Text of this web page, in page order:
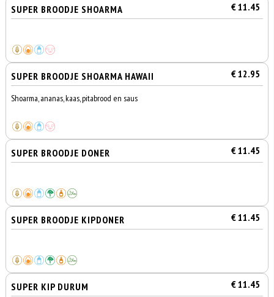
SUPER BROODJE SHOARMA € 11.45
SUPER BROODJE SHOARMA HAWAII € 12.95
Shoarma, ananas, kaas, pitabrood en saus
SUPER BROODJE DONER € 11.45
SUPER BROODJE KIPDONER € 11.45
SUPER KIP DURUM € 11.45